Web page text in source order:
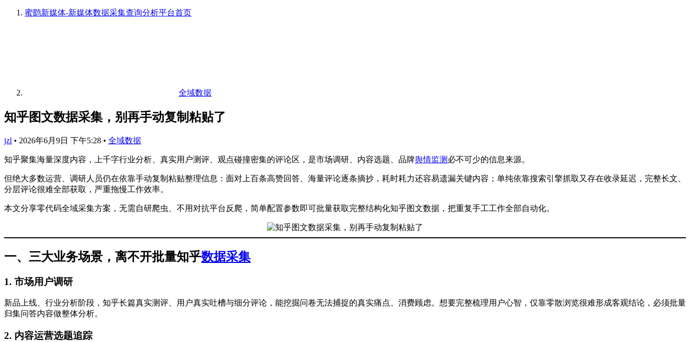
蜜鹞新媒体-新媒体数据采集查询分析平台首页
全域数据
知乎图文数据采集，别再手动复制粘贴了
jzl • 2026年6月9日 下午5:28 • 全域数据
知乎聚集海量深度内容，上千字行业分析、真实用户测评、观点碰撞密集的评论区，是市场调研、内容选题、品牌舆情监测 必不可少的信息来源。
但绝大多数运营、调研人员仍在依靠手动复制粘贴整理信息：面对上百条高赞回答、海量评论逐条摘抄，耗时耗力还容易遗漏关键内容；单纯依靠搜索引擎抓取又存在收录延迟，完整长文、
分层评论很难全部获取，严重拖慢工作效率。
本文分享零代码全域采集方案，无需自研爬虫、不用对抗平台反爬，简单配置参数即可批量获取完整结构化知乎图文数据，把重复手工工作全部自动化。
一、三大业务场景，离不开批量知乎数据采集
1. 市场用户调研
新品上线、行业分析阶段，知乎长篇真实测评、用户真实吐槽与细分评论，能挖掘问卷无法捕捉的真实痛点、消费顾虑。想要完整梳理用户心智，仅靠零散浏览很难形成客观结论，必须批量
归集问答内容做整体分析。
2. 内容运营选题追踪